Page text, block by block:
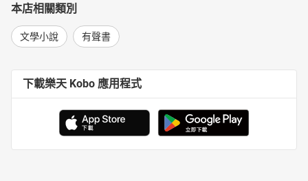
本店相關類別
文學小說 有聲書
下載樂天 Kobo 應用程式